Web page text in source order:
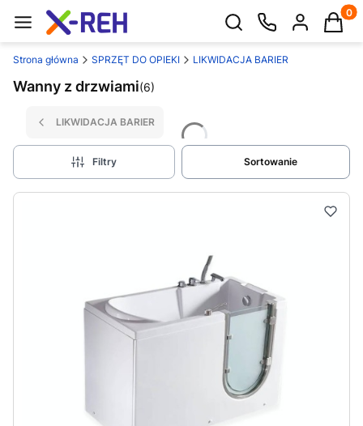
Otwórz wyszukiwarkę
Strona główna SPRZĘT DO OPIEKI LIKWIDACJA BARIER
Wanny z drzwiami(6)
LIKWIDACJA BARIER
Filtry Sortowanie